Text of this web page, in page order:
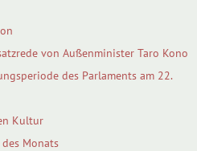
von Außenminister Taro Kono
des Parlaments am 22.
Kultur
Monats